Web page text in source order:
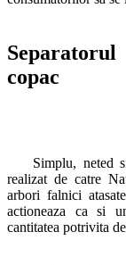
copac
Simplu, neted si
realizat de catre
arbori falnici
actioneaza ca si
cantitatea potrivita